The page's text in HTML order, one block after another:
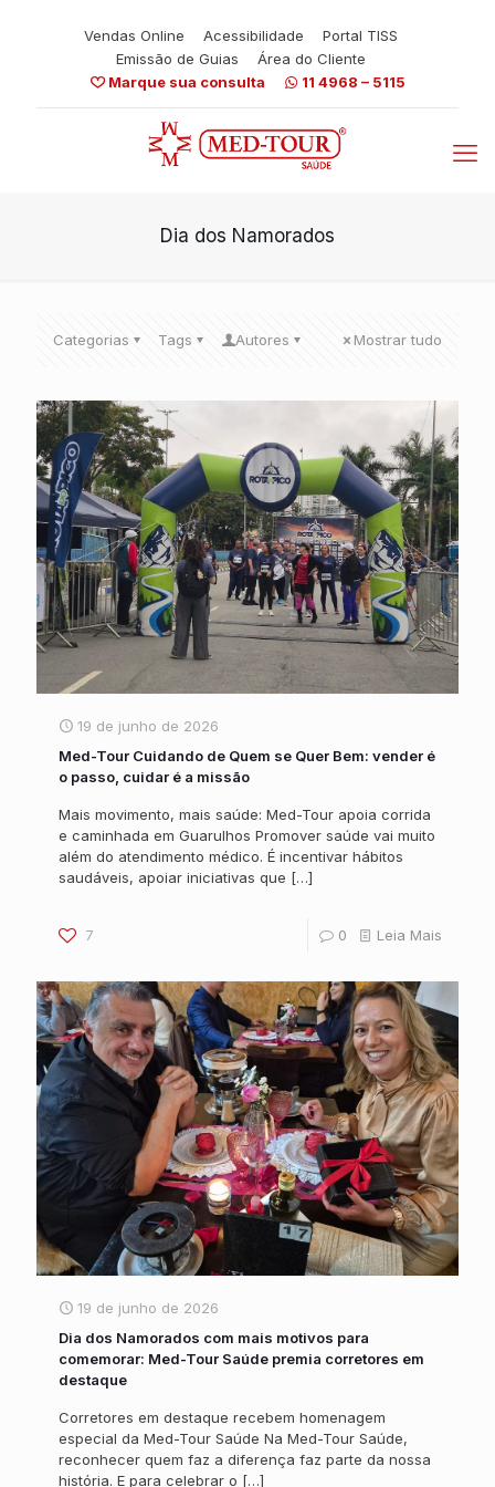
Vendas Online Acessibilidade
Portal TISS
Emissão de Guias
Área do Cliente
Marque sua consulta
11 4968 – 5115
Dia dos Namorados
Categorias Tags Autores Mostrar tudo
19 de junho de 2026
Med-Tour Cuidando de Quem se Quer Bem: vender é
o passo, cuidar é a missão
Mais movimento, mais saúde: Med-Tour apoia corrida
e caminhada em Guarulhos Promover saúde vai muito
além do atendimento médico. É incentivar hábitos
saudáveis, apoiar iniciativas que […]
7 0 Leia Mais
19 de junho de 2026
Dia dos Namorados com mais motivos para
comemorar: Med-Tour Saúde premia corretores em
destaque
Corretores em destaque recebem homenagem
especial da Med-Tour Saúde Na Med-Tour Saúde,
reconhecer quem faz a diferença faz parte da nossa
história. E para celebrar o […]